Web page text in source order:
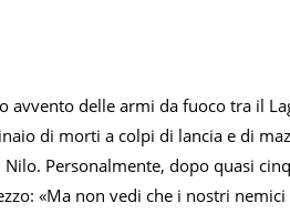
avvento delle armi da fuoco tra il
di morti a colpi di lancia e di
Nilo. Personalmente, dopo quasi
«Ma non vedi che i nostri nemici